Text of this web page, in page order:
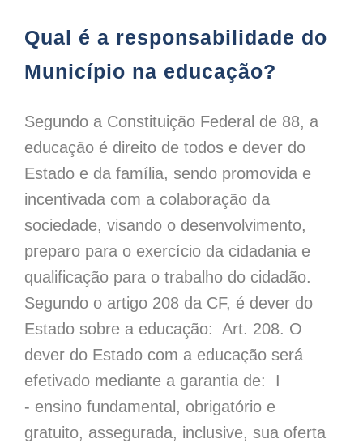
Qual é a responsabilidade do
Município na educação?
Segundo a Constituição Federal de 88, a
educação é direito de todos e dever do
Estado e da família, sendo promovida e
incentivada com a colaboração da
sociedade, visando o desenvolvimento,
preparo para o exercício da cidadania e
qualificação para o trabalho do cidadão.
Segundo o artigo 208 da CF, é dever do
Estado sobre a educação: Art. 208. O
dever do Estado com a educação será
efetivado mediante a garantia de: I
- ensino fundamental, obrigatório e
gratuito, assegurada, inclusive, sua oferta